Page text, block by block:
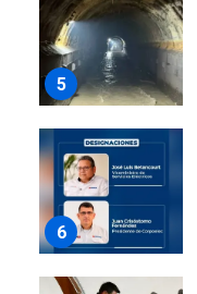
5
6